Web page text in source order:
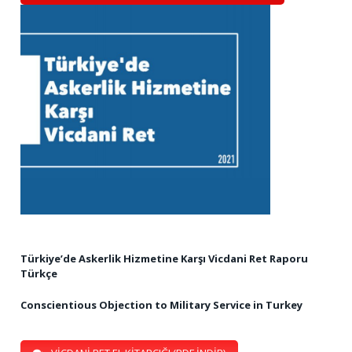
Türkiye’de Askerlik Hizmetine Karşı Vicdani Ret Raporu
Türkçe
Conscientious Objection to Military Service in Turkey